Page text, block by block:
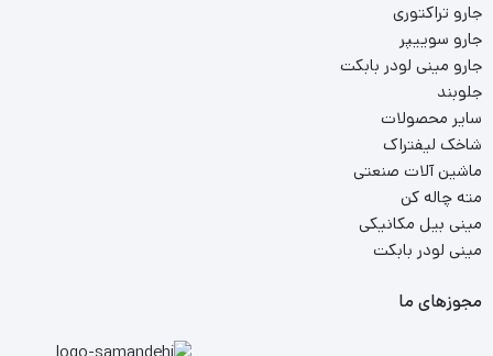
جارو تراکتوری
جارو سوییپر
جارو مینی لودر بابکت
جلوبند
سایر محصولات
شاخک لیفتراک
ماشین آلات صنعتی
مته چاله کن
مینی بیل مکانیکی
مینی لودر بابکت
مجوزهای ما